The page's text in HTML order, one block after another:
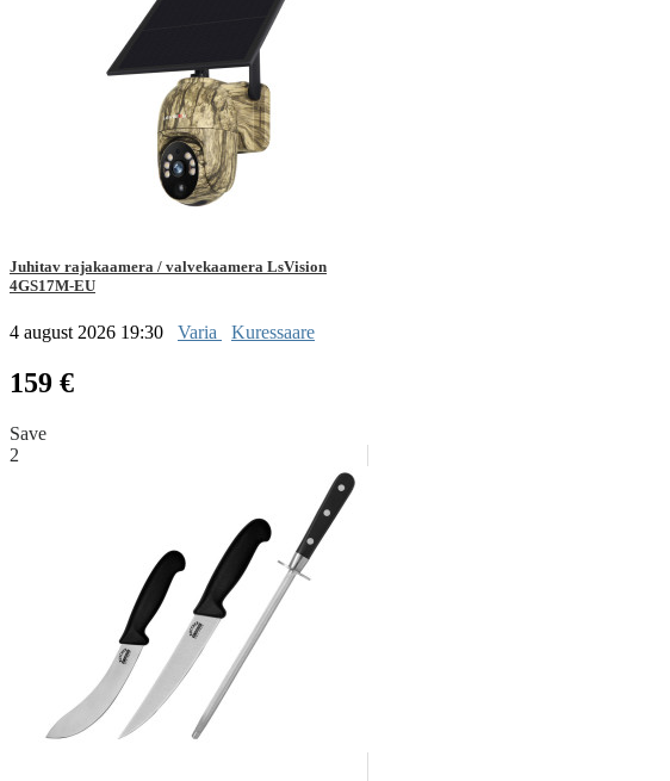
Juhitav rajakaamera / valvekaamera LsVision
4GS17M-EU
4 august 2026 19:30 Varia Kuressaare
159 €
Save
2